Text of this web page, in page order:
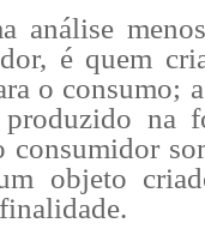
análise
é quem
o consumo;
na
consumidor
objeto